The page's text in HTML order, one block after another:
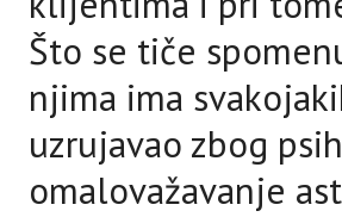
Što se tiče
njima ima
uzrujavao zbog
omalovažavanje